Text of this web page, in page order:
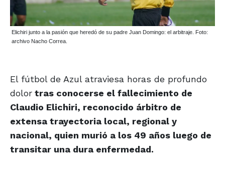
Elichiri junto a la pasión que heredó de su padre Juan Domingo: el arbitraje. Foto:
archivo Nacho Correa.
El fútbol de Azul atraviesa horas de profundo
dolor tras conocerse el fallecimiento de
Claudio Elichiri, reconocido árbitro de
extensa trayectoria local, regional y
nacional, quien murió a los 49 años luego de
transitar una dura enfermedad.